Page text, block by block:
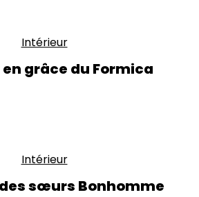
Intérieur
grâce du Formica
Intérieur
sœurs Bonhomme